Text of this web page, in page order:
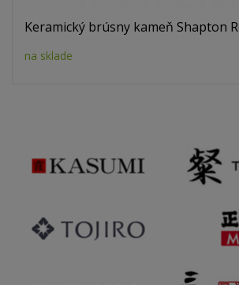
Keramický brúsny kameň Shapton
na sklade